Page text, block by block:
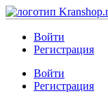
Войти
Регистрация
Войти
Регистрация